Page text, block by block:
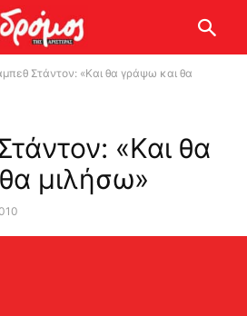
Στάντον: «Και θα γράψω και θα
«Και θα
μιλήσω»